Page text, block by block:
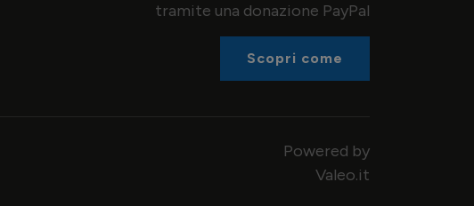
tramite una donazione PayPal
Scopri come
Powered by
Valeo.it